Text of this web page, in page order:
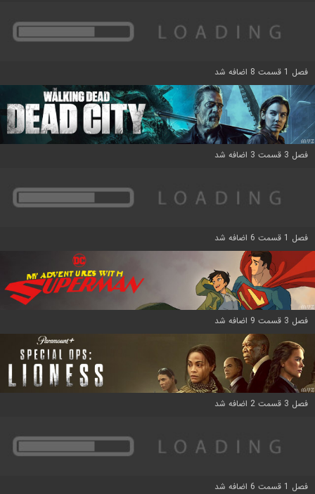
فصل 1 قسمت 8 اضافه شد
فصل 3 قسمت 3 اضافه شد
فصل 1 قسمت 6 اضافه شد
فصل 3 قسمت 9 اضافه شد
فصل 3 قسمت 2 اضافه شد
فصل 1 قسمت 6 اضافه شد